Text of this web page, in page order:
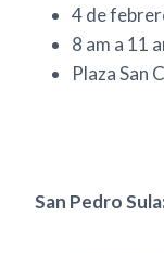
4 de
8 am a 11
Plaza San
San Pedro Sula: